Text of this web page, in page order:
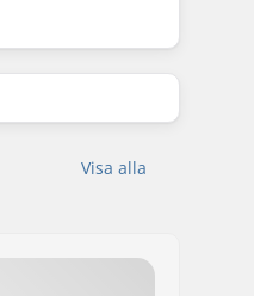
Visa alla